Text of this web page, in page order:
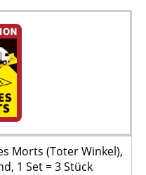
Morts (Toter Winkel),
1 Set = 3 Stück